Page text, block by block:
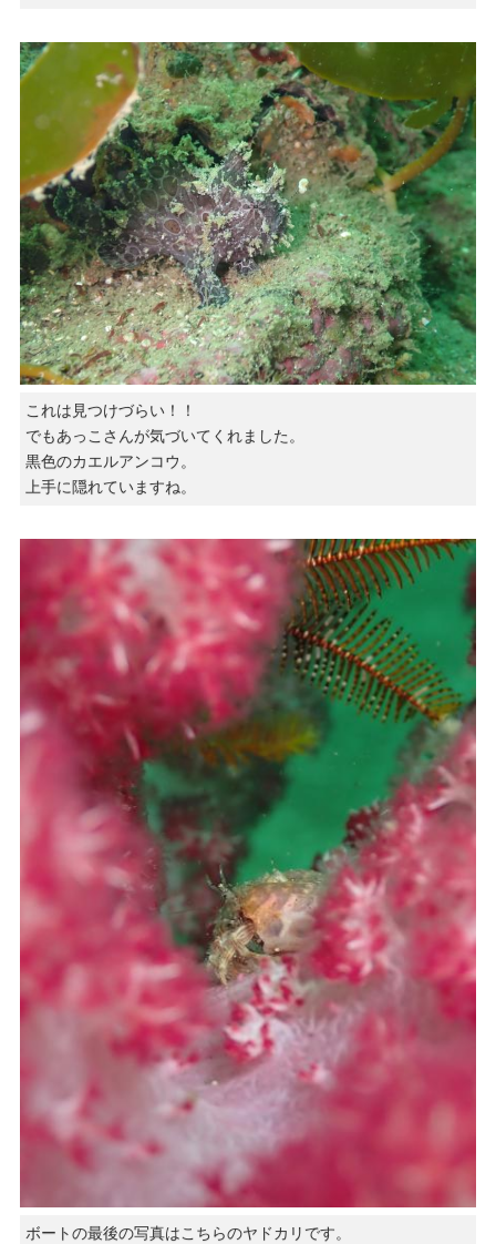
これは見つけづらい！！
でもあっこさんが気づいてくれました。
黒色のカエルアンコウ。
上手に隠れていますね。
ボートの最後の写真はこちらのヤドカリです。